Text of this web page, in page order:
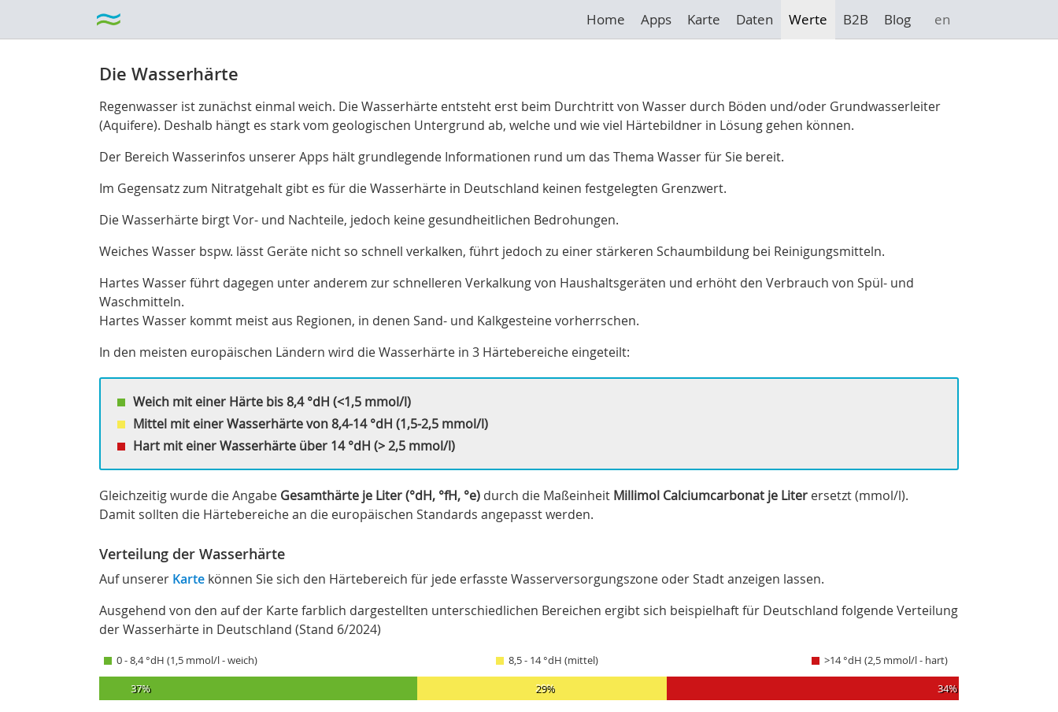
Home Apps Karte Daten Werte B2B Blog en
Die Wasserhärte
Regenwasser ist zunächst einmal weich. Die Wasserhärte entsteht erst beim Durchtritt von Wasser durch Böden und/oder Grundwasserleiter
(Aquifere). Deshalb hängt es stark vom geologischen Untergrund ab, welche und wie viel Härtebildner in Lösung gehen können.
Der Bereich Wasserinfos unserer Apps hält grundlegende Informationen rund um das Thema Wasser für Sie bereit.
Im Gegensatz zum Nitratgehalt gibt es für die Wasserhärte in Deutschland keinen festgelegten Grenzwert.
Die Wasserhärte birgt Vor- und Nachteile, jedoch keine gesundheitlichen Bedrohungen.
Weiches Wasser bspw. lässt Geräte nicht so schnell verkalken, führt jedoch zu einer stärkeren Schaumbildung bei Reinigungsmitteln.
Hartes Wasser führt dagegen unter anderem zur schnelleren Verkalkung von Haushaltsgeräten und erhöht den Verbrauch von Spül- und
Waschmitteln.
Hartes Wasser kommt meist aus Regionen, in denen Sand- und Kalkgesteine vorherrschen.
In den meisten europäischen Ländern wird die Wasserhärte in 3 Härtebereiche eingeteilt:
Weich mit einer Härte bis 8,4 °dH (<1,5 mmol/l)
Mittel mit einer Wasserhärte von 8,4-14 °dH (1,5-2,5 mmol/l)
Hart mit einer Wasserhärte über 14 °dH (> 2,5 mmol/l)
Gleichzeitig wurde die Angabe Gesamthärte je Liter (°dH, °fH, °e) durch die Maßeinheit Millimol Calciumcarbonat je Liter ersetzt (mmol/l).
Damit sollten die Härtebereiche an die europäischen Standards angepasst werden.
Verteilung der Wasserhärte
Auf unserer Karte können Sie sich den Härtebereich für jede erfasste Wasserversorgungszone oder Stadt anzeigen lassen.
Ausgehend von den auf der Karte farblich dargestellten unterschiedlichen Bereichen ergibt sich beispielhaft für Deutschland folgende Verteilung
der Wasserhärte in Deutschland (Stand 6/2024)
0 - 8,4 °dH (1,5 mmol/l - weich) 8,5 - 14 °dH (mittel) >14 °dH (2,5 mmol/l - hart)
37% 29% 34%